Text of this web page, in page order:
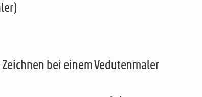
bei einem Vedutenmaler